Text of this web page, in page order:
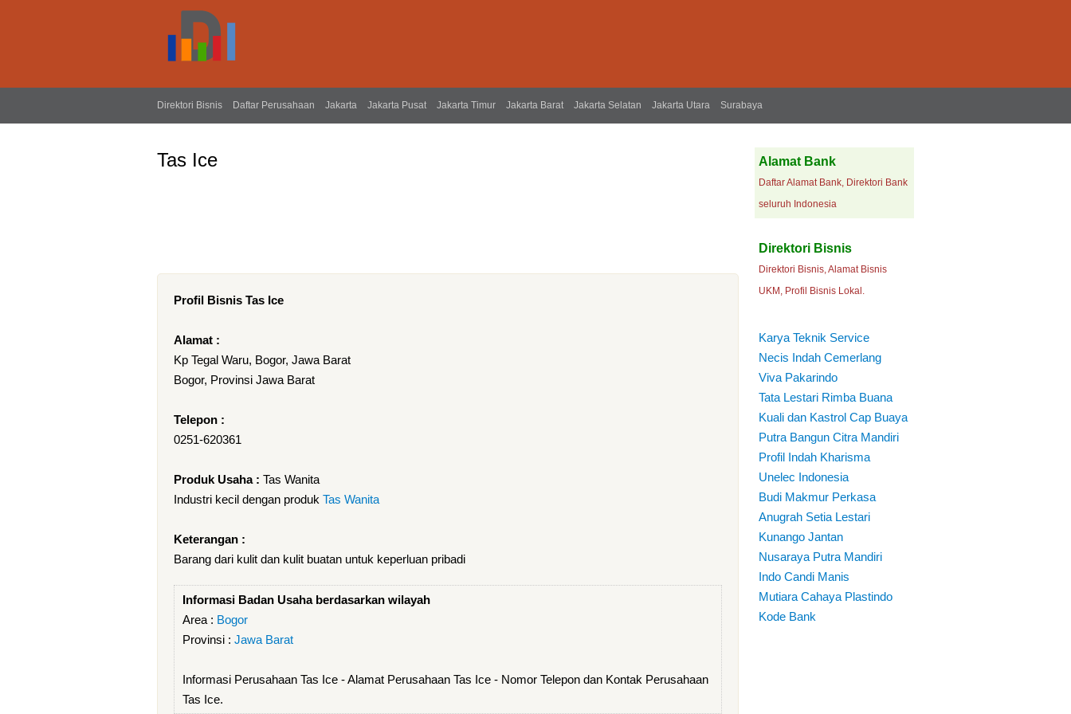
Direktori Bisnis Daftar Perusahaan Jakarta Jakarta Pusat Jakarta Timur Jakarta Barat Jakarta Selatan Jakarta Utara Surabaya
Tas Ice
Profil Bisnis Tas Ice
Alamat :
Kp Tegal Waru, Bogor, Jawa Barat
Bogor, Provinsi Jawa Barat
Telepon :
0251-620361
Produk Usaha : Tas Wanita
Industri kecil dengan produk Tas Wanita
Keterangan :
Barang dari kulit dan kulit buatan untuk keperluan pribadi
Informasi Badan Usaha berdasarkan wilayah
Area : Bogor
Provinsi : Jawa Barat
Informasi Perusahaan Tas Ice - Alamat Perusahaan Tas Ice - Nomor Telepon dan Kontak Perusahaan
Tas Ice.
Alamat Bank
Daftar Alamat Bank, Direktori Bank
seluruh Indonesia
Direktori Bisnis
Direktori Bisnis, Alamat Bisnis
UKM, Profil Bisnis Lokal.
Karya Teknik Service
Necis Indah Cemerlang
Viva Pakarindo
Tata Lestari Rimba Buana
Kuali dan Kastrol Cap Buaya
Putra Bangun Citra Mandiri
Profil Indah Kharisma
Unelec Indonesia
Budi Makmur Perkasa
Anugrah Setia Lestari
Kunango Jantan
Nusaraya Putra Mandiri
Indo Candi Manis
Mutiara Cahaya Plastindo
Kode Bank